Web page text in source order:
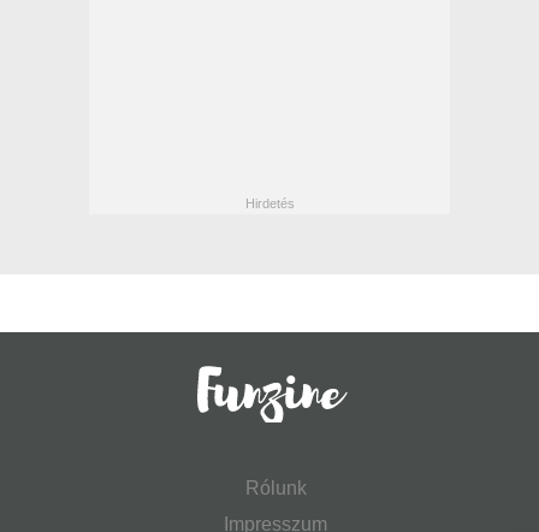
Rólunk
Impresszum